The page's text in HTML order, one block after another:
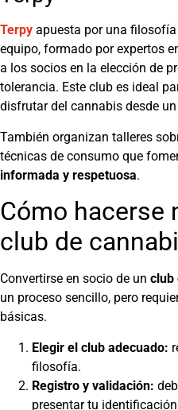
Terpy apuesta por una
equipo, formado por expertos
a los socios en la elección de
tolerancia. Este club es ideal
disfrutar del cannabis desde
También organizan talleres
técnicas de consumo que
informada y respetuosa.
Cómo hacerse
club de
Convertirse en socio de un club
un proceso sencillo, pero
básicas.
Elegir el club adecuado:
filosofía.
Registro y validación:
presentar tu